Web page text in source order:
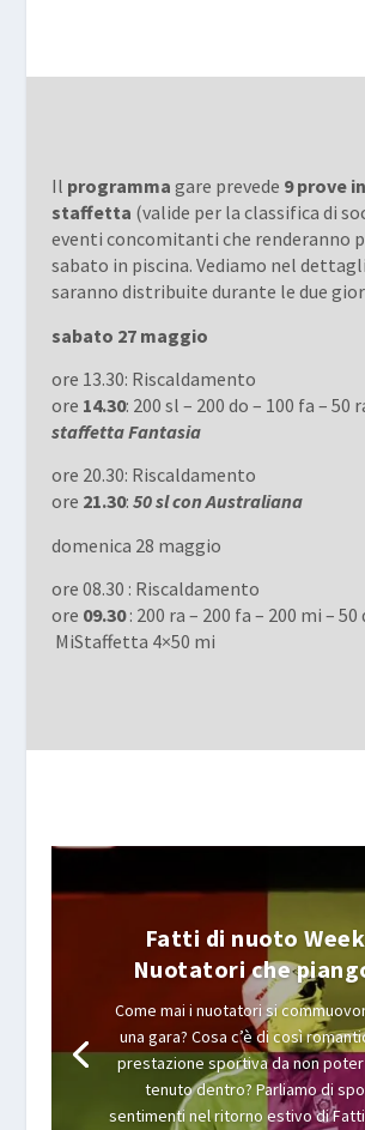
Il programma gare prevede 9 prove
staffetta (valide per la classifica di
eventi concomitanti che renderanno
sabato in piscina. Vediamo nel
saranno distribuite durante le due
sabato 27 maggio
ore 13.30: Riscaldamento
ore 14.30: 200 sl – 200 do – 100 fa – 50
staffetta Fantasia
ore 20.30: Riscaldamento
ore 21.30: 50 sl con Australiana
domenica 28 maggio
ore 08.30 : Riscaldamento
ore 09.30: 200 ra – 200 fa – 200 mi – 50
MiStaffetta 4×50 mi
Fatti di nuoto
Nuotatori che
Come mai i nuotatori si
una gara? Cosa c’è di così
prestazione sportiva da non
tenuto dentro? Parliamo di
sentimenti nel ritorno estivo di